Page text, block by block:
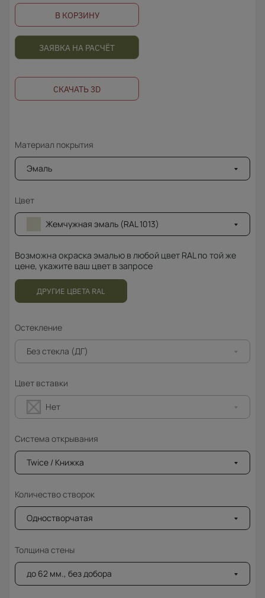
В КОРЗИНУ
ЗАЯВКА НА РАСЧЁТ
СКАЧАТЬ 3D
Материал покрытия
Эмаль
Цвет
Жемчужная эмаль (RAL 1013)
Возможна окраска эмалью в любой цвет RAL по той же
цене, укажите ваш цвет в запросе
ДРУГИЕ ЦВЕТА RAL
Остекление
Без стекла (ДГ)
Цвет вставки
Нет
Система открывания
Twice / Книжка
Количество створок
Одностворчатая
Толщина стены
до 62 мм., без добора